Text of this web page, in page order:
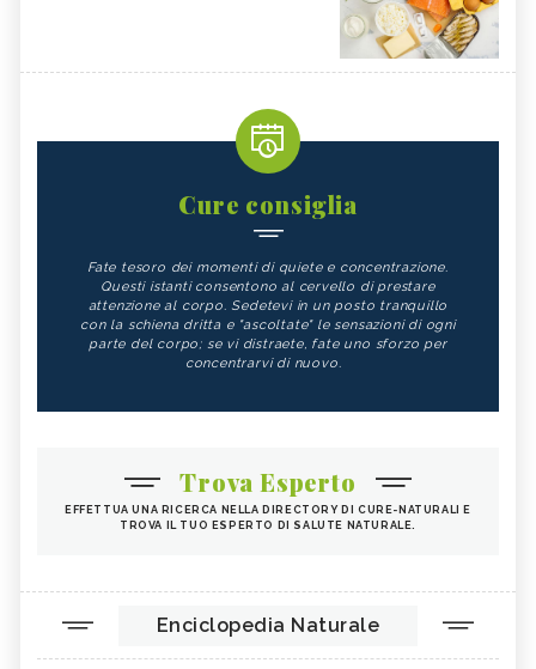
Cure consiglia
Fate tesoro dei momenti di quiete e concentrazione.
Questi istanti consentono al cervello di prestare
attenzione al corpo. Sedetevi in un posto tranquillo
con la schiena dritta e "ascoltate" le sensazioni di ogni
parte del corpo; se vi distraete, fate uno sforzo per
concentrarvi di nuovo.
Trova Esperto
EFFETTUA UNA RICERCA NELLA DIRECTORY DI CURE-NATURALI E
TROVA IL TUO ESPERTO DI SALUTE NATURALE.
Enciclopedia Naturale